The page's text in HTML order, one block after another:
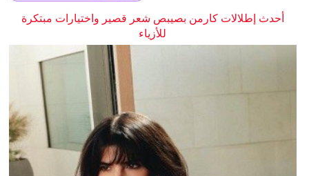
أحدث إطلالات كارمن بصيبص شعر قصير واختيارات مبتكرة
للأزياء